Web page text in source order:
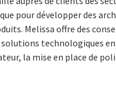
pour développer des
Melissa offre des
technologiques
la mise en place de